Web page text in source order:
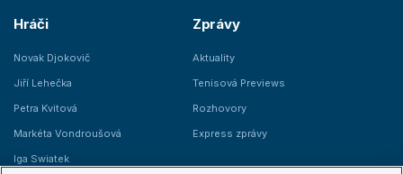
Hráči
Novak Djokovič
Jiří Lehečka
Petra Kvitová
Markéta Vondroušová
Iga Swiatek
Zprávy
Aktuality
Tenisová Previews
Rozhovory
Express zprávy